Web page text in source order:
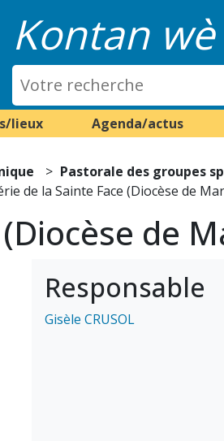
Kontan
lieux Agenda/actus
Pastorale des groupes
de la Sainte Face (Diocèse de
de
Responsable
Gisèle CRUSOL